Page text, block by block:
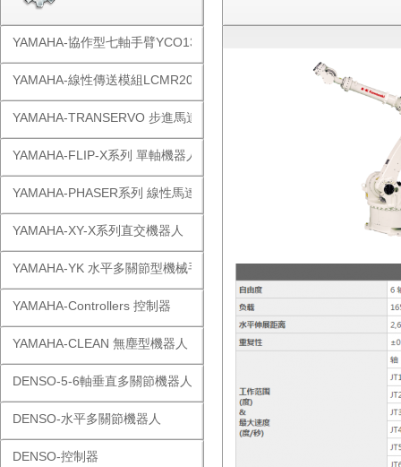
YAMAHA-協作型七軸手臂YCO1300
YAMAHA-線性傳送模組LCMR200
YAMAHA-TRANSERVO 步進馬達單軸
YAMAHA-FLIP-X系列 單軸機器人
YAMAHA-PHASER系列 線性馬達
YAMAHA-XY-X系列直交機器人
YAMAHA-YK 水平多關節型機械手
YAMAHA-Controllers 控制器
YAMAHA-CLEAN 無塵型機器人
DENSO-5-6軸垂直多關節機器人
DENSO-水平多關節機器人
DENSO-控制器